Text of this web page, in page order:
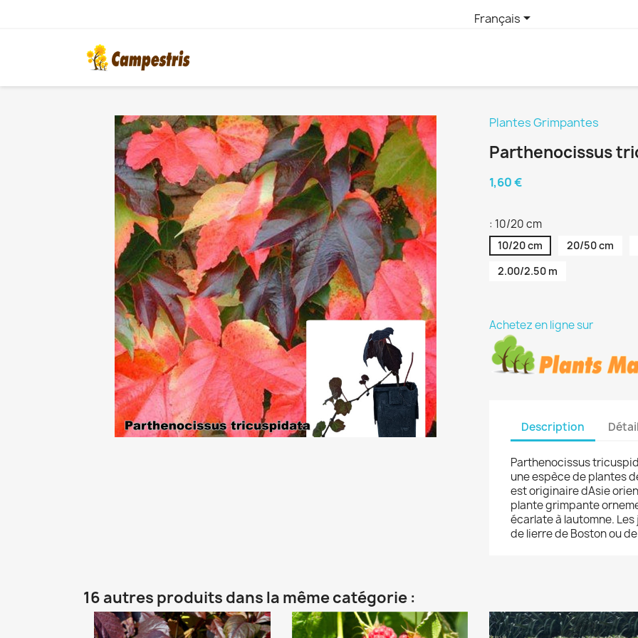
Français
Plantes Grimpantes
Parthenocissus
1,60 €
: 10/20 cm
10/20 cm 20/50 cm
2.00/2.50 m
Achetez en ligne sur
Description
Parthenocissus
une espèce de plantes
est originaire dAsie
plante grimpante
écarlate à lautomne.
de lierre de Boston ou
16 autres produits dans la même catégorie :